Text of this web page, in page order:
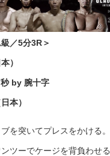
／5分3R＞
）
by 腕十字
本）
を突いてプレスをかける
ツーでケージを背負わせ